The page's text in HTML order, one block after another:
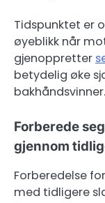
Tidspunktet er
øyeblikk når
gjenoppretter
betydelig øke
bakhåndsvinner.
Forberede
gjennom
Forberedelse
med tidligere